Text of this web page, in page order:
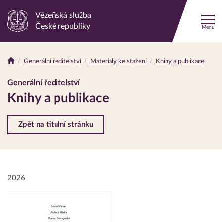
Odkaz
stránku
Vězeňská služba
České republiky
Menu
Drobečková
navigace
Generální ředitelství Materiály ke stažení Knihy a publikace
Generální ředitelství
Knihy a publikace
Zpět na titulní stránku
2026